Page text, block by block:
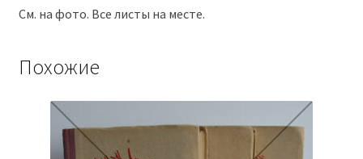
См. на фото. Все листы на месте.
Похожие